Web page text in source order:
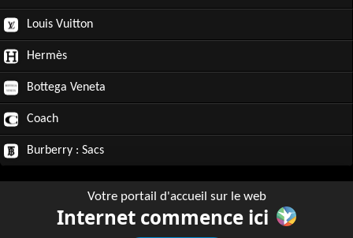
Louis Vuitton
Hermès
Bottega Veneta
Coach
Burberry : Sacs
Votre portail d'accueil sur le web
Internet commence ici